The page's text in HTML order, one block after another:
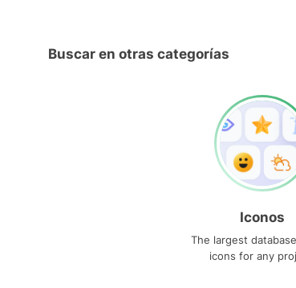
Buscar en otras categorías
Iconos
The largest
icons for any